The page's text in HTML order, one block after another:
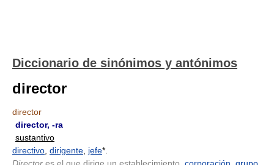
Diccionario de sinónimos y antónimos
director
director
director, -ra
sustantivo
directivo dirigente jefe*.